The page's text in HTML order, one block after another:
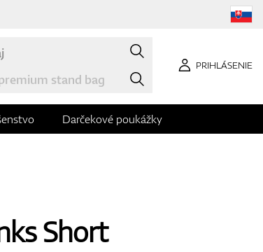
PRIHLÁSENIE
Darčekové poukážky
Short